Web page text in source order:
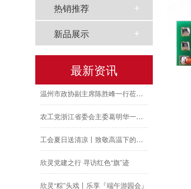
热销推荐
新品展示
最新资讯
温州市政协副主席陈胜峰一行莅临欣灵电气调研指导